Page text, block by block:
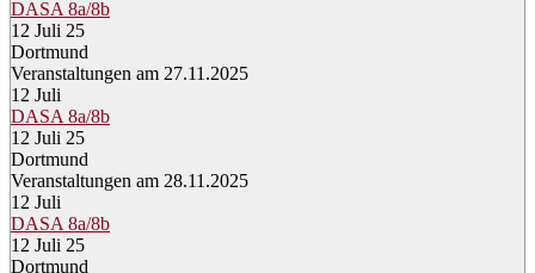
DASA 8a/8b
12 Juli 25
Dortmund
Veranstaltungen am 27.11.2025
12 Juli
DASA 8a/8b
12 Juli 25
Dortmund
Veranstaltungen am 28.11.2025
12 Juli
DASA 8a/8b
12 Juli 25
Dortmund